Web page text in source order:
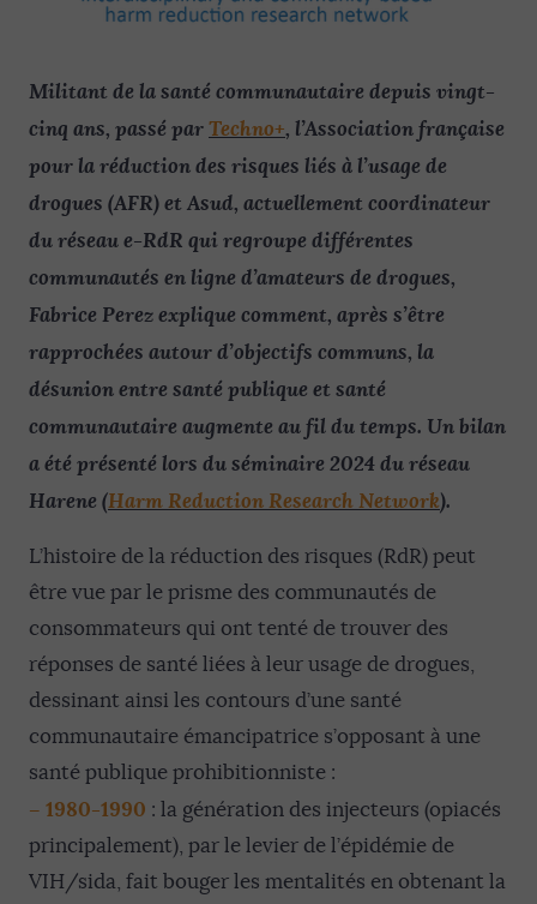
Militant de la santé communautaire depuis vingt-
cinq ans, passé parTechno+, l’Association française
pour la réduction des risques liés à l’usage de
drogues (AFR) et Asud, actuellement coordinateur
du réseau e-RdR qui regroupe différentes
communautés en ligne d’amateurs de drogues,
Fabrice Perez explique comment, après s’être
rapprochées autour d’objectifs communs, la
désunion entre santé publique et santé
communautaire augmente au fil du temps. Un bilan
a été présenté lors du séminaire 2024 du réseau
Harene (Harm Reduction Research Network).
L’histoire de la réduction des risques (RdR) peut
être vue par le prisme des communautés de
consommateurs qui ont tenté de trouver des
réponses de santé liées à leur usage de drogues,
dessinant ainsi les contours d’une santé
communautaire émancipatrice s’opposant à une
santé publique prohibitionniste :
– 1980-1990 : la génération des injecteurs (opiacés
principalement), par le levier de l’épidémie de
VIH/sida, fait bouger les mentalités en obtenant la